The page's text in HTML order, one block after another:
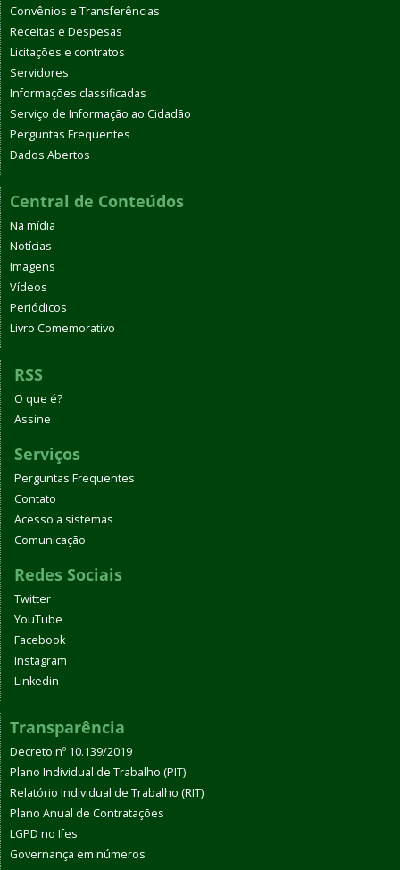
Convênios e Transferências
Receitas e Despesas
Licitações e contratos
Servidores
Informações classificadas
Serviço de Informação ao Cidadão
Perguntas Frequentes
Dados Abertos
Central de Conteúdos
Na mídia
Notícias
Imagens
Vídeos
Periódicos
Livro Comemorativo
RSS
O que é?
Assine
Serviços
Perguntas Frequentes
Contato
Acesso a sistemas
Comunicação
Redes Sociais
Twitter
YouTube
Facebook
Instagram
Linkedin
Transparência
Decreto nº 10.139/2019
Plano Individual de Trabalho (PIT)
Relatório Individual de Trabalho (RIT)
Plano Anual de Contratações
LGPD no Ifes
Governança em números